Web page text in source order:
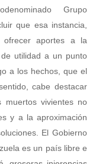
Grupo
que esa instancia,
ofrecer aportes a la
utilidad a un punto
a los hechos, que el
cabe destacar
muertos vivientes no
y a la aproximación
El Gobierno
es un país libre e